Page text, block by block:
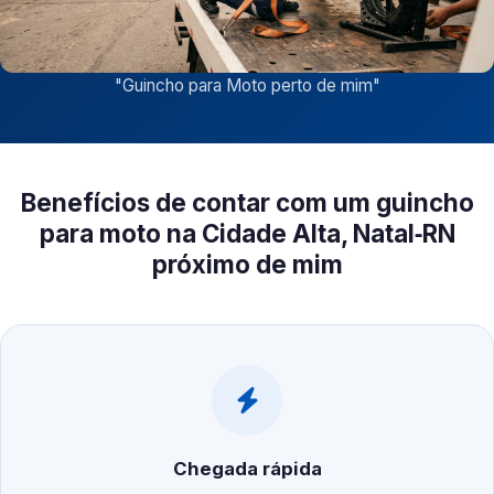
"Guincho para Moto perto de mim"
Benefícios de contar com um guincho
para moto na Cidade Alta, Natal‑RN
próximo de mim
Chegada rápida